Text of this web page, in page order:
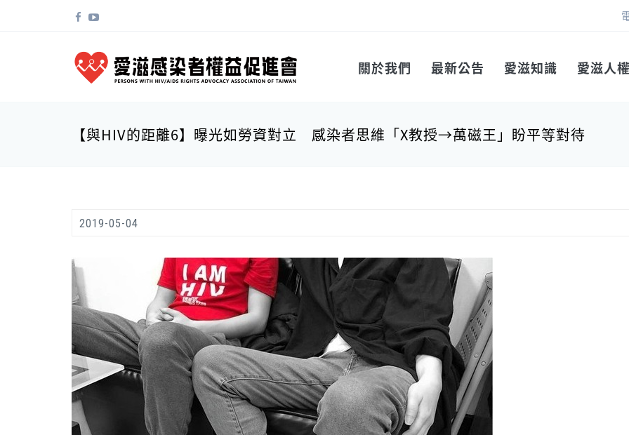
搜尋表單
關於我們 最新公告 愛滋知識 愛滋人
【與HIV的距離6】曝光如勞資對立 感染者思維「X教授→萬磁王」盼平等對待
2019-05-04